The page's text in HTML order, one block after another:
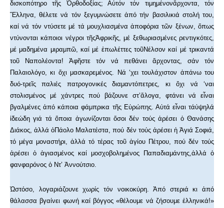
δισκοπότηρο τῆς Ὀρθοδοξίας; Αὐτόν τόν τιμημένονἄρχοντα, τόν
Ἕλληνα, θέλετε νά τόν ξεγυμνώσετε ἀπό τήν βασιλικιά στολή του,
καί νά τόν ντύσετε μέ τά μουχλιασμένα ἀποφόρια τῶν ξένων, ὅπως
ντύνονται κάποιοι νέγροι τῆςἈφρικῆς, μέ ξεθωριασμένες ρεντιγκότες,
μέ μαδημένα μιραμπῶ, καί μέ ἐπωλέττες τοῦΝέλσον καί μέ τρικαντά
τοῦ Ναπολέοντα! Ἀφῆστε τόν νά πεθάνει ἄρχοντας, σάν τόν
Παλαιολόγο, κι ὄχι μασκαρεμένος. Νά ‘χει τουλάχιστον ἀπάνω του
δυό-τρεῖς παλιές πατρογονικές διαμαντόπετρες, κι ὄχι νά ‘ναι
στολισμένος μέ χάντρες πού βάζουνε στ’ἄλογα, φτάνει νά εἶναι
βγαλμένες ἀπό κάποια φάμπρικα τῆς Εὐρώπης. Αὐτά εἶναι τάὑψηλά
ἰδεώδη γιά τά ὅποια ἀγωνίζονται ὅσοι δέν τούς ἀρέσει ὁ Θανάσης
Διάκος, ἀλλά ὁΠάολο Μαλατέστα, πού δέν τούς ἀρέσει ἡ Ἁγιά Σοφιά,
τό μέγα μοναστήρι, ἀλλά τό τέρας τοῦ ἁγίου Πέτρου, πού δέν τούς
ἀρέσει ὁ ἁγιασμένος καί μοσχοβολημένος Παπαδιαμάντης,ἀλλά ὁ
φανφαρόνος ὁ Ντ’ Ἀννούτσιο.
Ὡστόσο, λογαριάζουνε χωρίς τόν νοικοκύρη. Ἀπό στεριά κι ἀπό
θάλασσα βγαίνει φωνή καί βόγγος «θέλουμε νά ζήσουμε ἑλληνικά!»